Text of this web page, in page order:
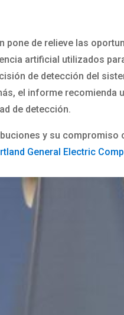
pone de relieve las
artificial utilizados
de detección del
el informe
de detección.
y su compromiso
General Electric